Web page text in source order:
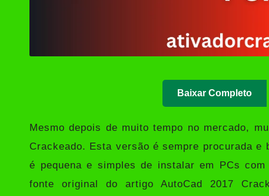
Baixar Completo
Mesmo depois de muito tempo no mercado,
Crackeado. Esta versão é sempre procurada
é pequena e simples de instalar em PCs com
fonte original do artigo AutoCad 2017